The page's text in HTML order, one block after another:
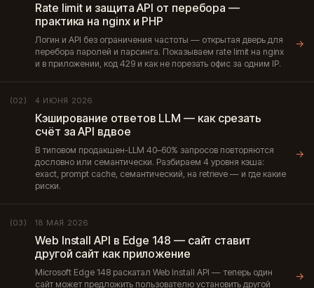
Rate limit и защита API от перебора —
практика на nginx и PHP
Логин и API без ограничения частоты — открытая дверь для
перебора паролей и парсинга. Показываем rate limit на nginx
и в приложении, код 429 и как не порезать офис за одним IP.
→
(02) 4 ИЮНЯ 2026
Кэширование ответов LLM — как срезать
счёт за API вдвое
В типовом продакшен-LLM 40–60% запросов повторяются
дословно или семантически. Разбираем 4 уровня кэша:
exact, prompt cache, семантический, на retrieve — и где какие
риски.
→
(03) 18 МАЯ 2026
Web Install API в Edge 148 — сайт ставит
другой сайт как приложение
Microsoft Edge 148 раскатал Web Install API — теперь один
сайт может предложить пользователю установить другой
→